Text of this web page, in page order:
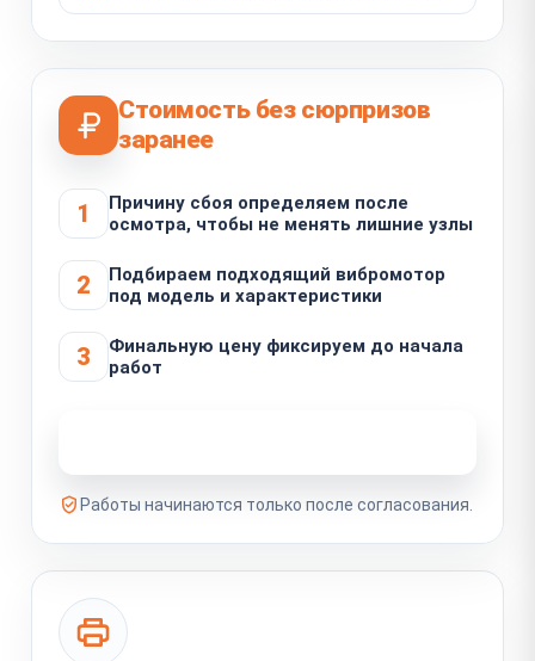
Стоимость без сюрпризов
заранее
1
Причину сбоя определяем после
осмотра, чтобы не менять лишние узлы
2
Подбираем подходящий вибромотор
под модель и характеристики
3
Финальную цену фиксируем до начала
работ
Работы начинаются только после согласования.